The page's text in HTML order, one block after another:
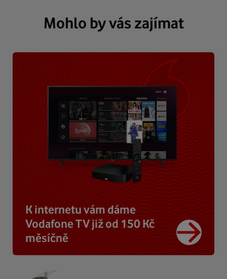
Mohlo by vás zajímat
K internetu vám dáme
Vodafone TV již od 150 Kč
měsíčně